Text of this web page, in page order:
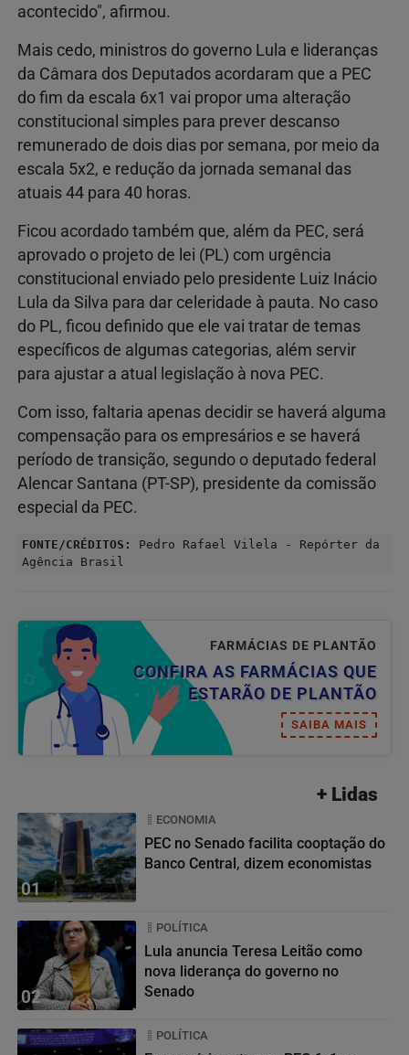
acontecido", afirmou.
Mais cedo, ministros do governo Lula e lideranças
da Câmara dos Deputados acordaram que a PEC
do fim da escala 6x1 vai propor uma alteração
constitucional simples para prever descanso
remunerado de dois dias por semana, por meio da
escala 5x2, e redução da jornada semanal das
atuais 44 para 40 horas.
Ficou acordado também que, além da PEC, será
aprovado o projeto de lei (PL) com urgência
constitucional enviado pelo presidente Luiz Inácio
Lula da Silva para dar celeridade à pauta. No caso
do PL, ficou definido que ele vai tratar de temas
específicos de algumas categorias, além servir
para ajustar a atual legislação à nova PEC.
Com isso, faltaria apenas decidir se haverá alguma
compensação para os empresários e se haverá
período de transição, segundo o deputado federal
Alencar Santana (PT-SP), presidente da comissão
especial da PEC.
FONTE/CRÉDITOS:
Pedro Rafael Vilela - Repórter da
Agência Brasil
FARMÁCIAS DE PLANTÃO
CONFIRA AS FARMÁCIAS QUE
ESTARÃO DE PLANTÃO
SAIBA MAIS
+ Lidas
01
ECONOMIA
PEC no Senado facilita cooptação do
Banco Central, dizem economistas
02
POLÍTICA
Lula anuncia Teresa Leitão como
nova liderança do governo no
Senado
POLÍTICA